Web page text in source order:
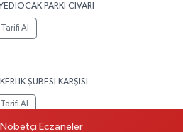
PARKI CİVARI
Al
ŞUBESİ KARŞISI
Al
Nöbetçi Eczaneler